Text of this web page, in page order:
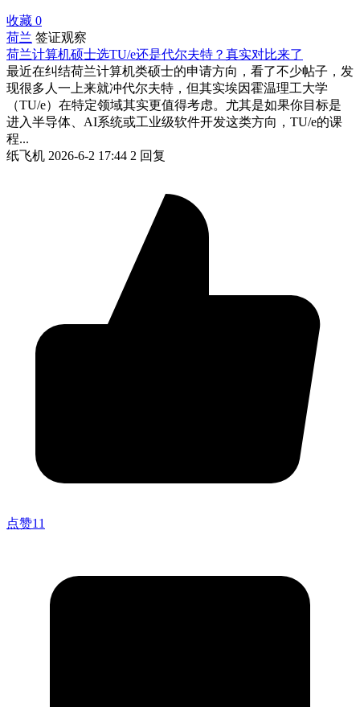
收藏 0
荷兰 签证观察
荷兰计算机硕士选TU/e还是代尔夫特？真实对比来了
最近在纠结荷兰计算机类硕士的申请方向，看了不少帖子，发
现很多人一上来就冲代尔夫特，但其实埃因霍温理工大学
（TU/e）在特定领域其实更值得考虑。尤其是如果你目标是
进入半导体、AI系统或工业级软件开发这类方向，TU/e的课
程...
纸飞机 2026-6-2 17:44 2 回复
点赞11